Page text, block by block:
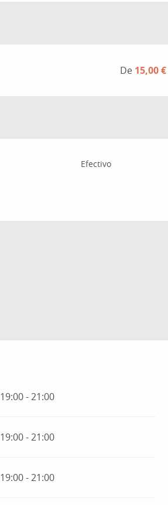
De 15,00 €
Efectivo
19:00 - 21:00
19:00 - 21:00
19:00 - 21:00